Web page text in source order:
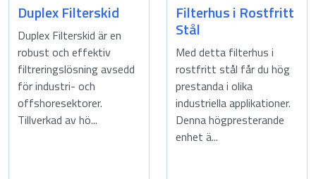
Duplex Filterskid
Duplex Filterskid är en
robust och effektiv
filtreringslösning avsedd
för industri- och
offshoresektorer.
Tillverkad av hö...
Filterhus i Rostfritt
Stål
Med detta filterhus i
rostfritt stål får du hög
prestanda i olika
industriella applikationer.
Denna högpresterande
enhet ä...